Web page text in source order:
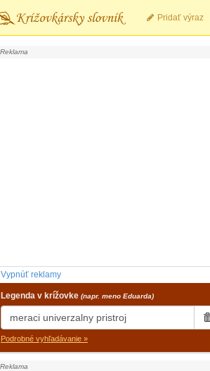
Pridať výraz
Vypnúť reklamy
Legenda v krížovke (napr. meno Eduarda)
Podrobné vyhľadávanie »